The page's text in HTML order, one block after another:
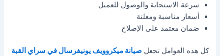
سرعة الاستجابة والوصول للعميل
أسعار مناسبة ومعلنة
ضمان معتمد على الإصلاح
كل هذه العوامل تجعلصيانة ميكروويف يونيفرسال في سراي القبة